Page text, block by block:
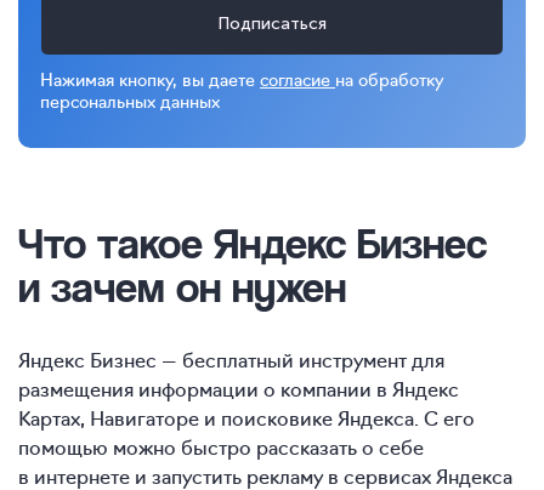
Подписаться
Нажимая кнопку, вы даете согласие на обработку
персональных данных
Что такое Яндекс Бизнес
и зачем он нужен
Яндекс Бизнес — бесплатный инструмент для
размещения информации о компании в Яндекс
Картах, Навигаторе и поисковике Яндекса. С его
помощью можно быстро рассказать о себе
в интернете и запустить рекламу в сервисах Яндекса